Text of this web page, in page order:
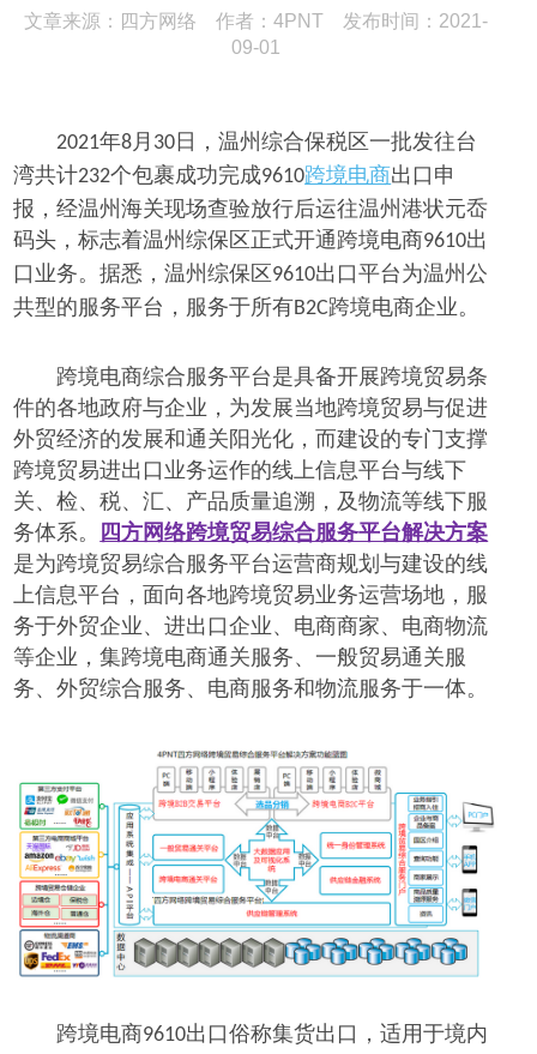
文章来源：四方网络 作者：4PNT 发布时间：2021-
09-01
2021年8 月 30日，温州综合保税区一批发往台
湾共计232个包裹成功完成9610跨境电商出口申
报，经温州海关现场查验放行后运往温州港状元岙
码头，标志着温州综保区正式开通跨境电商9610出
口业务。据悉，温州综保区9610出口平台为温州公
共型的服务平台，服务于所有B2C跨境电商企业。
跨境电商综合服务平台是具备开展跨境贸易条
件的各地政府与企业，为发展当地跨境贸易与促进
外贸经济的发展和通关阳光化，而建设的专门支撑
跨境贸易进出口业务运作的线上信息平台与线下
关、检、税、汇、产品质量追溯，及物流等线下服
务体系。
四方网络跨境贸易综合服务平台解决方案
是为跨境贸易综合服务平台运营商规划与建设的线
上信息平台，面向各地跨境贸易业务运营场地，服
务于外贸企业、进出口企业、电商商家、电商物流
等企业，集跨境电商通关服务、一般贸易通关服
务、外贸综合服务、电商服务和物流服务于一体。
跨境电商9610出口俗称集货出口，适用于境内